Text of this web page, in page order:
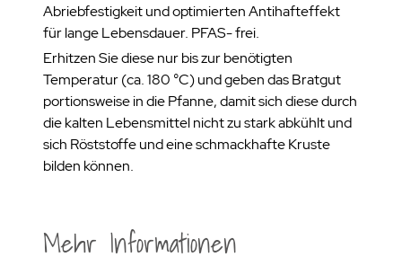
Abriebfestigkeit und optimierten Antihafteffekt
für lange Lebensdauer. PFAS- frei.
Erhitzen Sie diese nur bis zur benötigten
Temperatur (ca. 180 °C) und geben das Bratgut
portionsweise in die Pfanne, damit sich diese durch
die kalten Lebensmittel nicht zu stark abkühlt und
sich Röststoffe und eine schmackhafte Kruste
bilden können.
Mehr Informationen